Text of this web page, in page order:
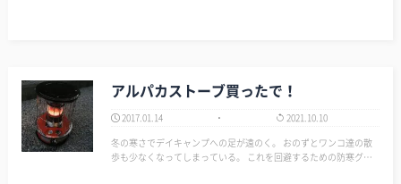
アルパカストーブ買ったで！
2017.01.14
2021.10.10
冬の寒さでデイキャンプへの足が遠のく。 おのずとワンコ達の散
歩も少なくなってしまっている。 これを回避するための防寒グッ